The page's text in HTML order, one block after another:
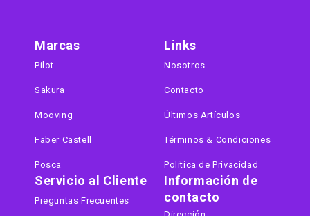
Información de
contacto
Marcas
Pilot
Sakura
Mooving
Faber Castell
Posca
Links
Nosotros
Contacto
Últimos Artículos
Términos & Condiciones
Politica de Privacidad
Servicio al Cliente
Preguntas Frecuentes